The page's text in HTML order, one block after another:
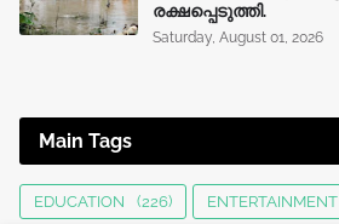
രക്ഷപ്പെടുത്തി.
Saturday, August 01, 2026
Main Tags
EDUCATION (226) ENTERTAINMENT